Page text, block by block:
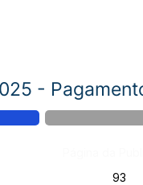
-
93